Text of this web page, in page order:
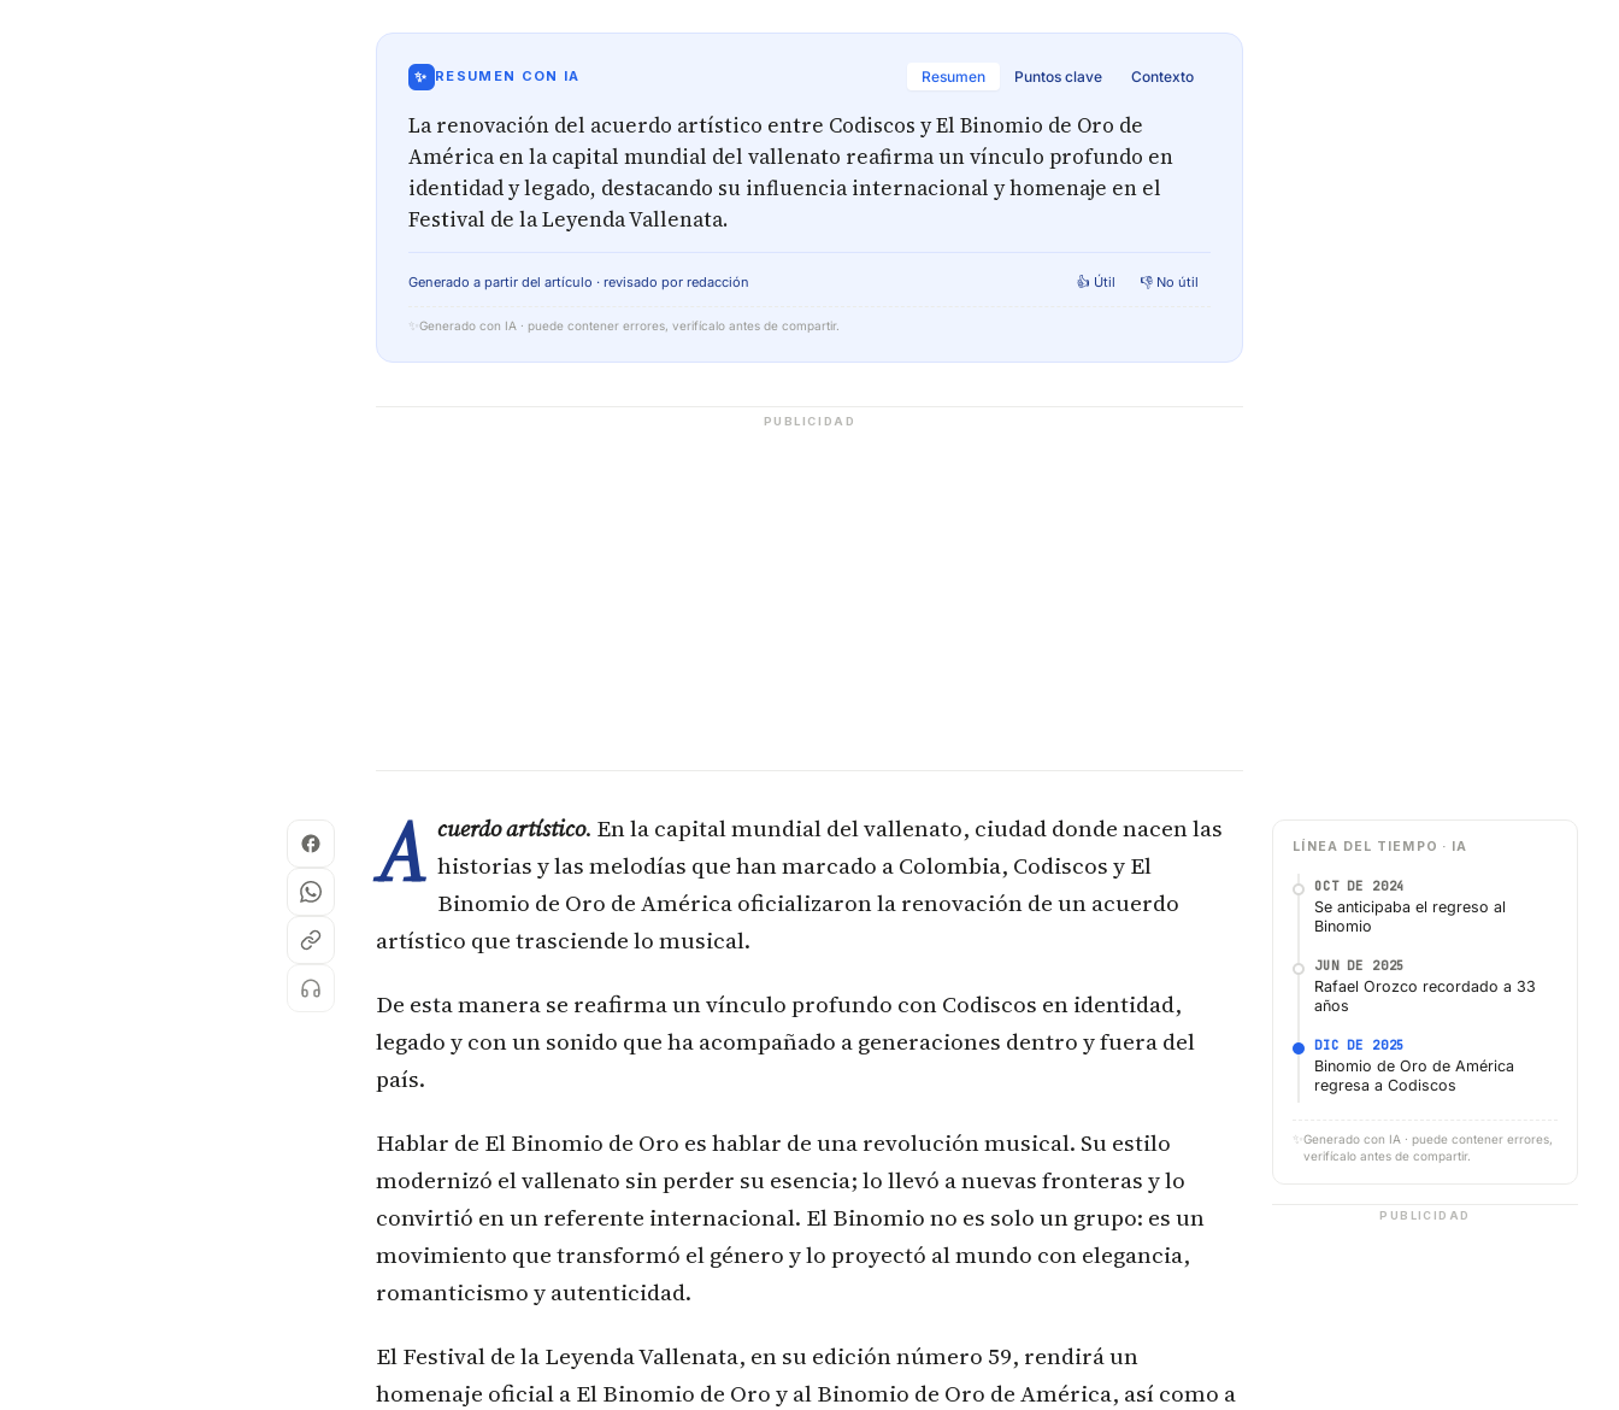
✨ RESUMEN CON IA Resumen Puntos clave Contexto
La renovación del acuerdo artístico entre Codiscos y El Binomio de Oro de
América en la capital mundial del vallenato reafirma un vínculo profundo en
identidad y legado, destacando su influencia internacional y homenaje en el
Festival de la Leyenda Vallenata.
Generado a partir del artículo · revisado por redacción 👍 Útil 👎 No útil
✨ Generado con IA · puede contener errores, verifícalo antes de compartir.
PUBLICIDAD
A cuerdo artístico. En la capital mundial del vallenato, ciudad donde nacen las
historias y las melodías que han marcado a Colombia, Codiscos y El
Binomio de Oro de América oficializaron la renovación de un acuerdo
artístico que trasciende lo musical.
De esta manera se reafirma un vínculo profundo con Codiscos en identidad,
legado y con un sonido que ha acompañado a generaciones dentro y fuera del
país.
Hablar de El Binomio de Oro es hablar de una revolución musical. Su estilo
modernizó el vallenato sin perder su esencia; lo llevó a nuevas fronteras y lo
convirtió en un referente internacional. El Binomio no es solo un grupo: es un
movimiento que transformó el género y lo proyectó al mundo con elegancia,
romanticismo y autenticidad.
El Festival de la Leyenda Vallenata, en su edición número 59, rendirá un
homenaje oficial a El Binomio de Oro y al Binomio de Oro de América, así como a
LÍNEA DEL TIEMPO · IA
OCT DE 2024
Se anticipaba el regreso al
Binomio
JUN DE 2025
Rafael Orozco recordado a 33
años
DIC DE 2025
Binomio de Oro de América
regresa a Codiscos
✨ Generado con IA · puede contener errores,
verifícalo antes de compartir.
PUBLICIDAD